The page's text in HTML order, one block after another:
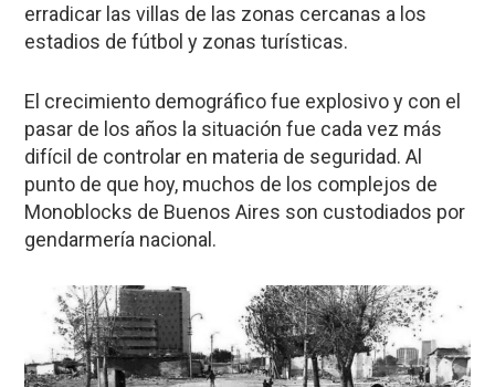
erradicar las villas de las zonas cercanas a los
estadios de fútbol y zonas turísticas.
El crecimiento demográfico fue explosivo y con el
pasar de los años la situación fue cada vez más
difícil de controlar en materia de seguridad. Al
punto de que hoy, muchos de los complejos de
Monoblocks de Buenos Aires son custodiados por
gendarmería nacional.